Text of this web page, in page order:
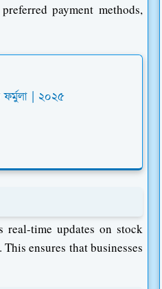
payment methods,
ফর্মুলা | ২০২৫
real-time updates on stock
ensures that businesses